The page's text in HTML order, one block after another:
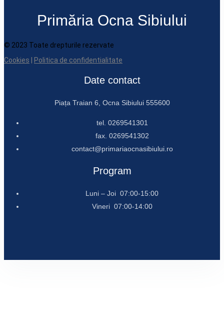
Primăria Ocna Sibiului
© 2023 Toate drepturile rezervate
Cookies
Politica de confidentialitate
Date contact
Piața Traian 6, Ocna Sibiului 555600
tel. 0269541301
fax. 0269541302
contact@primariaocnasibiului.ro
Program
Luni – Joi 07:00-15:00
Vineri 07:00-14:00